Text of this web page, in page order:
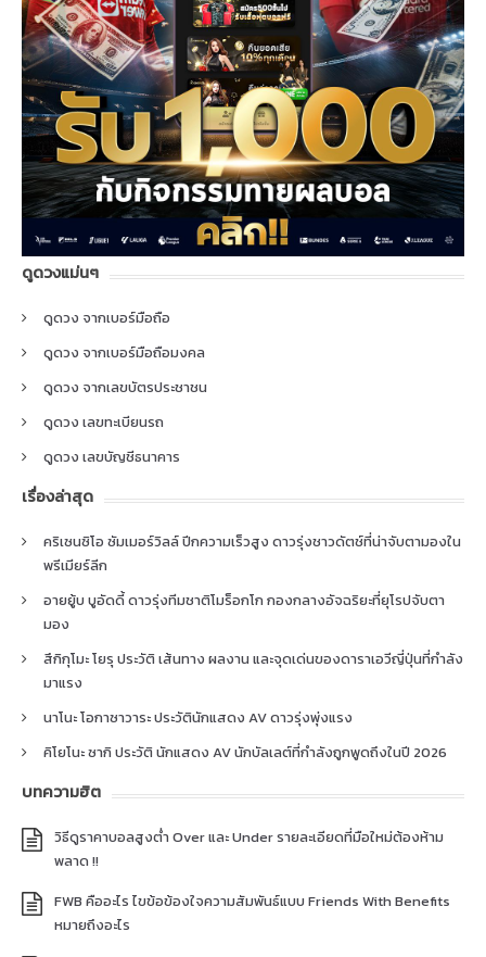
ดูดวงแม่นๆ
ดูดวง จากเบอร์มือถือ
ดูดวง จากเบอร์มือถือมงคล
ดูดวง จากเลขบัตรประชาชน
ดูดวง เลขทะเบียนรถ
ดูดวง เลขบัญชีธนาคาร
เรื่องล่าสุด
คริเซนซิโอ ซัมเมอร์วิลล์ ปีกความเร็วสูง ดาวรุ่งชาวดัตช์ที่น่าจับตามองใน
พรีเมียร์ลีก
อายยู้บ บูอัดดี้ ดาวรุ่งทีมชาติโมร็อกโก กองกลางอัจฉริยะที่ยุโรปจับตา
มอง
สึกิกุโมะ โยรุ ประวัติ เส้นทาง ผลงาน และจุดเด่นของดาราเอวีญี่ปุ่นที่กำลัง
มาแรง
นาโนะ โอกาซาวาระ ประวัตินักแสดง AV ดาวรุ่งพุ่งแรง
คิโยโนะ ซากิ ประวัติ นักแสดง AV นักบัลเลต์ที่กำลังถูกพูดถึงในปี 2026
บทความฮิต
วิธีดูราคาบอลสูงต่ำ Over และ Under รายละเอียดที่มือใหม่ต้องห้าม
พลาด !!
FWB คืออะไร ไขข้อข้องใจความสัมพันธ์แบบ Friends With Benefits
หมายถึงอะไร